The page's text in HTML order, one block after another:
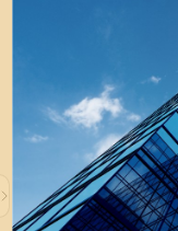
Выгодное
Компания EVRAZ
договор на
лёгкого
посчитаем